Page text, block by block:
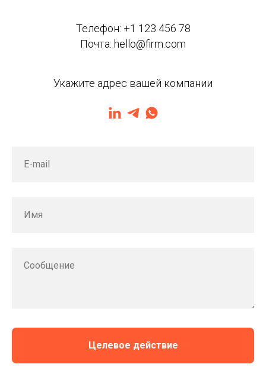
Телефон: +1 123 456 78
Почта: hello@firm.com
Укажите адрес вашей компании
E-mail
Имя
Сообщение
Целевое действие